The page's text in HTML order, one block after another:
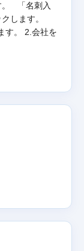
。 「名刺入
します。
す。 2.会社を